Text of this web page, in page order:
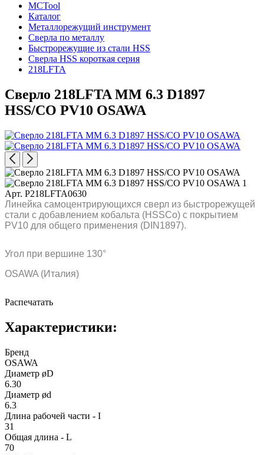
MCTool
Каталог
Металлорежущий инструмент
Сверла по металлу
Быстрорежущие из стали HSS
Сверла HSS короткая серия
218LFTA
Сверло 218LFTA MM 6.3 D1897
HSS/CO PV10 OSAWA
Арт. P218LFTA0630
Линейка самоцентрирующихся сверл из быстрорежущей
стали с добавлением кобальта (HSSCo) c покрытием
PV10 для общего применения (DIN1897).
Угол при вершине 130°
OSAWA (Италия)
Распечатать
Характеристики:
Бренд
OSAWA
Диаметр øD
6.30
Диаметр ød
6.3
Длина рабочей части - I
31
Общая длина - L
70